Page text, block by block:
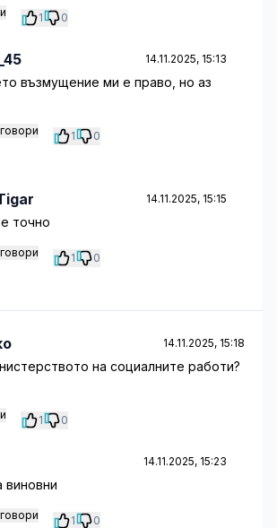
1 0
14.11.2025, 15:13
възмущение ми е право, но аз
1 0
14.11.2025, 15:15
точно
1 0
14.11.2025, 15:18
на социалните работи?
1 0
14.11.2025, 15:23
виновни
1 0